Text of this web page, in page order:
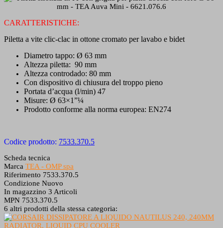
CARATTERISTICHE:
Piletta a vite clic-clac in ottone cromato per lavabo e bidet
Diametro tappo: Ø 63 mm
Altezza piletta: 90 mm
Altezza controdado: 80 mm
Con dispositivo di chiusura del troppo pieno
Portata d’acqua (l/min) 47
Misure: Ø 63×1”¼
Prodotto conforme alla norma europea: EN274
Codice prodotto: 7533.370.5
Scheda tecnica
Marca TEA - OMP spa
Riferimento 7533.370.5
Condizione Nuovo
In magazzino 3 Articoli
MPN 7533.370.5
6 altri prodotti della stessa categoria: